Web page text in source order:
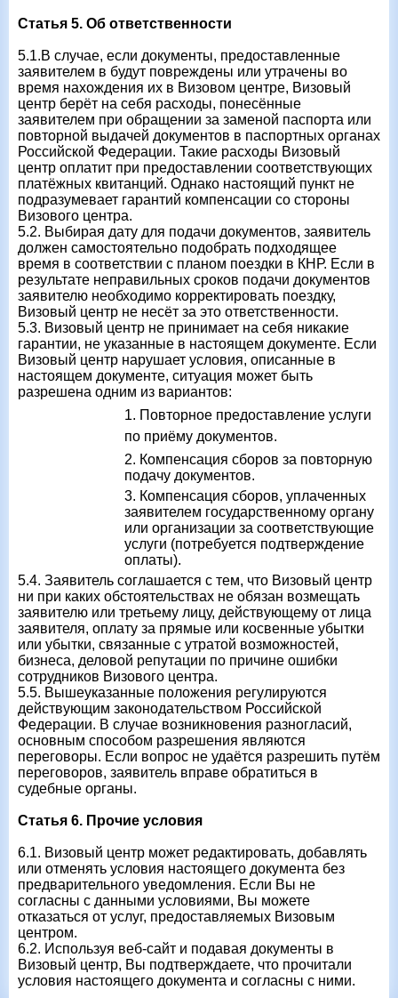
Статья 5. Об ответственности
5.1.В случае, если документы, предоставленные
заявителем в будут повреждены или утрачены во
время нахождения их в Визовом центре, Визовый
центр берёт на себя расходы, понесённые
заявителем при обращении за заменой паспорта или
повторной выдачей документов в паспортных органах
Российской Федерации. Такие расходы Визовый
центр оплатит при предоставлении соответствующих
платёжных квитанций. Однако настоящий пункт не
подразумевает гарантий компенсации со стороны
Визового центра.
5.2. Выбирая дату для подачи документов, заявитель
должен самостоятельно подобрать подходящее
время в соответствии с планом поездки в КНР. Если в
результате неправильных сроков подачи документов
заявителю необходимо корректировать поездку,
Визовый центр не несёт за это ответственности.
5.3. Визовый центр не принимает на себя никакие
гарантии, не указанные в настоящем документе. Если
Визовый центр нарушает условия, описанные в
настоящем документе, ситуация может быть
разрешена одним из вариантов:
1. Повторное предоставление услуги
по приёму документов.
2. Компенсация сборов за повторную
подачу документов.
3. Компенсация сборов, уплаченных
заявителем государственному органу
или организации за соответствующие
услуги (потребуется подтверждение
оплаты).
5.4. Заявитель соглашается с тем, что Визовый центр
ни при каких обстоятельствах не обязан возмещать
заявителю или третьему лицу, действующему от лица
заявителя, оплату за прямые или косвенные убытки
или убытки, связанные с утратой возможностей,
бизнеса, деловой репутации по причине ошибки
сотрудников Визового центра.
5.5. Вышеуказанные положения регулируются
действующим законодательством Российской
Федерации. В случае возникновения разногласий,
основным способом разрешения являются
переговоры. Если вопрос не удаётся разрешить путём
переговоров, заявитель вправе обратиться в
судебные органы.
Статья 6. Прочие условия
6.1. Визовый центр может редактировать, добавлять
или отменять условия настоящего документа без
предварительного уведомления. Если Вы не
согласны с данными условиями, Вы можете
отказаться от услуг, предоставляемых Визовым
центром.
6.2. Используя веб-сайт и подавая документы в
Визовый центр, Вы подтверждаете, что прочитали
условия настоящего документа и согласны с ними.